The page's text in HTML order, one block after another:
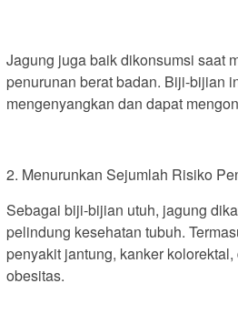
Jagung juga baik dikonsumsi saat
penurunan berat badan. Biji-bijian
mengenyangkan dan dapat
2. Menurunkan Sejumlah Risiko
Sebagai biji-bijian utuh, jagung
pelindung kesehatan tubuh.
penyakit jantung, kanker
obesitas.